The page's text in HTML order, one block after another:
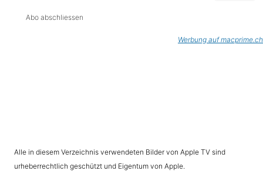
Abo abschliessen
Werbung auf macprime.ch
Alle in diesem Verzeichnis verwendeten Bilder von Apple TV sind
urheberrechtlich geschützt und Eigentum von Apple.